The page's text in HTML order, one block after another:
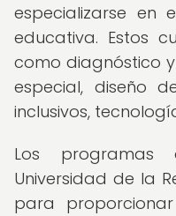
especializarse en
educativa. Estos
como diagnóstico
especial, diseño
inclusivos,
Los
Universidad de la
para